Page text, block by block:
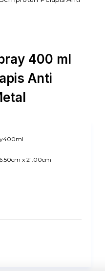
400 ml
Anti
x 21.00cm